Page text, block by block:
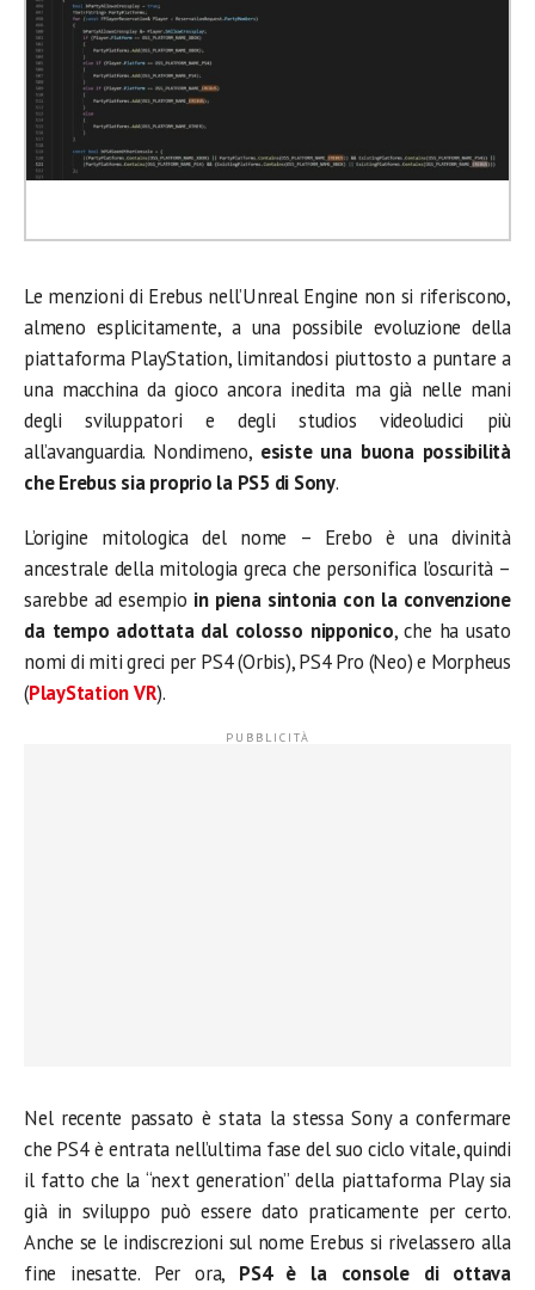
Le menzioni di Erebus nell’Unreal Engine non si riferiscono,
almeno esplicitamente, a una possibile evoluzione della
piattaforma PlayStation, limitandosi piuttosto a puntare a
una macchina da gioco ancora inedita ma già nelle mani
degli sviluppatori e degli studios videoludici più
all’avanguardia. Nondimeno, esiste una buona possibilità
che Erebus sia proprio la PS5 di Sony.
L’origine mitologica del nome – Erebo è una divinità
ancestrale della mitologia greca che personifica l’oscurità –
sarebbe ad esempio in piena sintonia con la convenzione
da tempo adottata dal colosso nipponico, che ha usato
nomi di miti greci per PS4 (Orbis), PS4 Pro (Neo) e Morpheus
(PlayStation VR).
Nel recente passato è stata la stessa Sony a confermare
che PS4 è entrata nell’ultima fase del suo ciclo vitale, quindi
il fatto che la “next generation” della piattaforma Play sia
già in sviluppo può essere dato praticamente per certo.
Anche se le indiscrezioni sul nome Erebus si rivelassero alla
fine inesatte. Per ora, PS4 è la console di ottava